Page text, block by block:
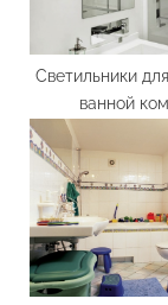
Светильники
ванной